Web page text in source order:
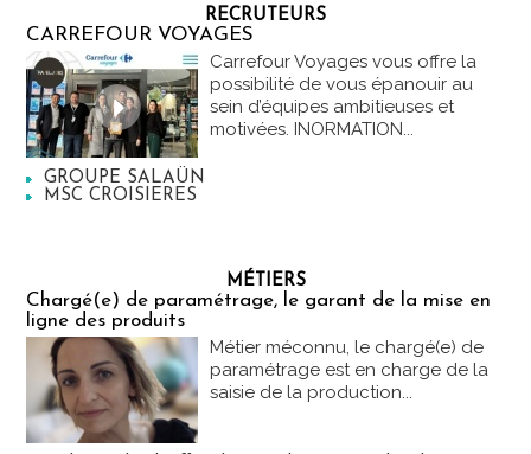
RECRUTEURS
CARREFOUR VOYAGES
Carrefour Voyages vous offre la
possibilité de vous épanouir au
sein d’équipes ambitieuses et
motivées. INORMATION...
GROUPE SALAÜN
MSC CROISIERES
MÉTIERS
Chargé(e) de paramétrage, le garant de la mise en
ligne des produits
Métier méconnu, le chargé(e) de
paramétrage est en charge de la
saisie de la production...